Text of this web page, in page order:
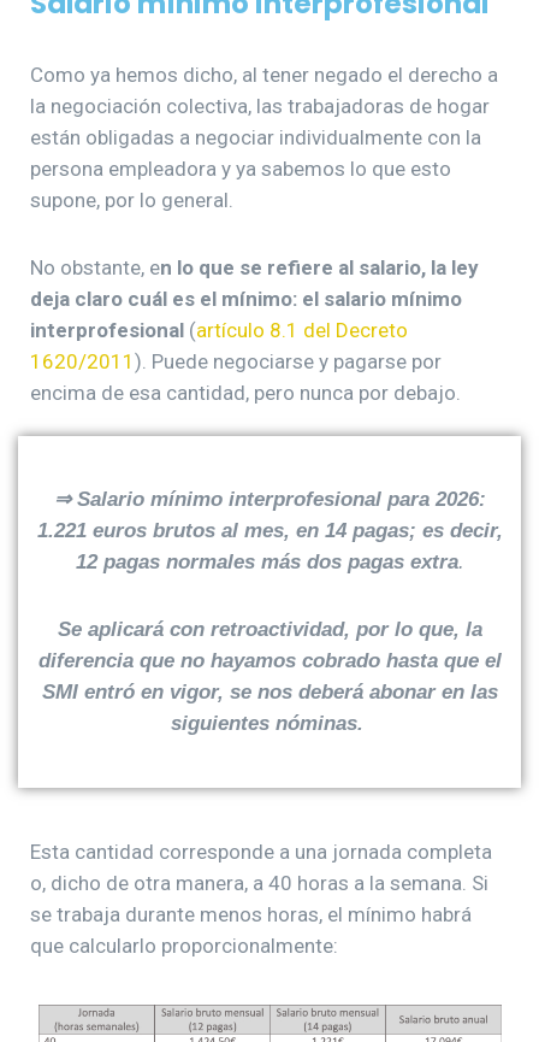
Como ya hemos dicho, al tener negado el derecho a
la negociación colectiva, las trabajadoras de hogar
están obligadas a negociar individualmente con la
persona empleadora y ya sabemos lo que esto
supone, por lo general.
No obstante, en lo que se refiere al salario, la ley
deja claro cuál es el mínimo: el salario mínimo
interprofesional (artículo 8.1 del Decreto
1620/2011 ). Puede negociarse y pagarse por
encima de esa cantidad, pero nunca por debajo.
⇒Salario mínimo interprofesional para 2026:
1.221 euros brutos al mes, en 14 pagas; es decir,
12 pagas normales más dos pagas extra.
Se aplicará con retroactividad, por lo que, la
diferencia que no hayamos cobrado hasta que el
SMI entró en vigor, se nos deberá abonar en las
siguientes nóminas.
Esta cantidad corresponde a una jornada completa
o, dicho de otra manera, a 40 horas a la semana. Si
se trabaja durante menos horas, el mínimo habrá
que calcularlo proporcionalmente: